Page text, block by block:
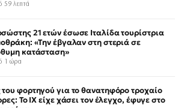
59 λεπτά
21 ετών έσωσε Ιταλίδα τουρίστρια
«Την έβγαλαν στη στεριά σε
κατάσταση»
1 ώρα
φορτηγού για το θανατηφόρο τροχαίο
Το ΙΧ είχε χάσει τον έλεγχο, έφυγε στο